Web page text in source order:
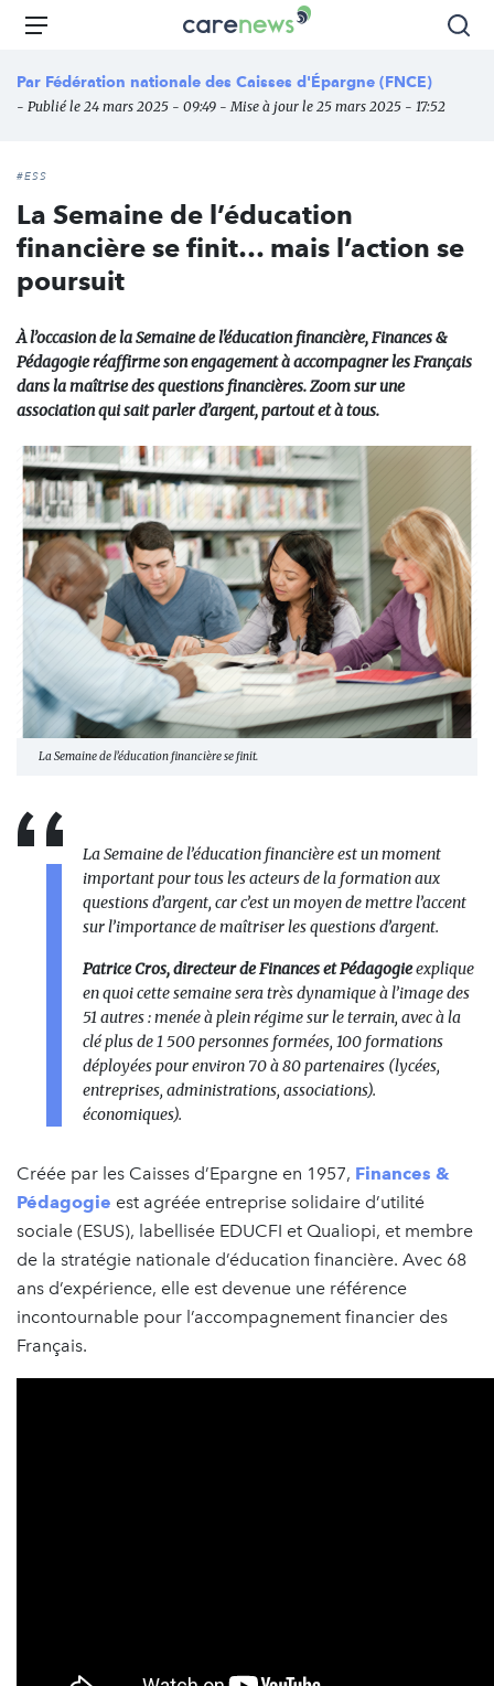
Aller
principal
Carenews,
média
des
Menu
Par Fédération nationale des Caisses d'Épargne (FNCE)
- Publié le 24 mars 2025 - 09:49 - Mise à jour le 25 mars 2025 - 17:52
#ESS
La Semaine de l’éducation
financière se finit… mais l’action se
poursuit
À l’occasion de la Semaine de l'éducation financière, Finances &
Pédagogie réaffirme son engagement à accompagner les Français
dans la maîtrise des questions financières. Zoom sur une
association qui sait parler d’argent, partout et à tous.
La Semaine de l’éducation financière se finit.
La Semaine de l’éducation financière est un moment
important pour tous les acteurs de la formation aux
questions d’argent, car c’est un moyen de mettre l’accent
sur l’importance de maîtriser les questions d’argent.
Patrice Cros, directeur de Finances et Pédagogieexplique
en quoi cette semaine sera très dynamique à l’image des
51 autres : menée à plein régime sur le terrain, avec à la
clé plus de 1 500 personnes formées, 100 formations
déployées pour environ 70 à 80 partenaires (lycées,
entreprises, administrations, associations).
économiques).
Créée par les Caisses d’Epargne en 1957, Finances &
Pédagogie est agréée entreprise solidaire d’utilité
sociale (ESUS), labellisée EDUCFI et Qualiopi, et membre
de la stratégie nationale d’éducation financière. Avec 68
ans d’expérience, elle est devenue une référence
incontournable pour l’accompagnement financier des
Français.